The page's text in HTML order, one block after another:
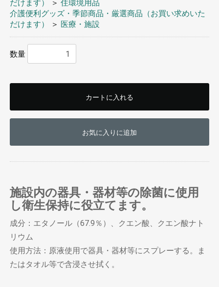
だけます）
＞ 住環境用品
介護便利グッズ・季節商品・厳選商品（お買い求めいた
だけます）
＞ 医療・施設
数量
カートに入れる
お気に入りに追加
施設内の器具・器材等の除菌に使用
し衛生保持に役立てます。
成分：エタノール（67.9％）、クエン酸、クエン酸ナト
リウム
使用方法：原液使用で器具・器材等にスプレーする。ま
たはタオル等で含浸させ拭く。